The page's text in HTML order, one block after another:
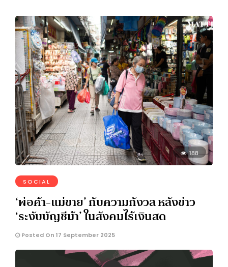
188
SOCIAL
‘พ่อค้า-แม่ขาย’ กับความกังวล หลังข่าว
‘ระงับบัญชีม้า’ ในสังคมไร้เงินสด
Posted On 17 September 2025